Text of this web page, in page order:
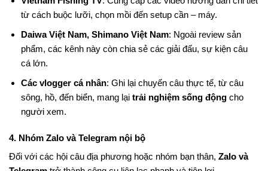
từ cách buộc lưỡi, chọn mồi đến setup cần – máy.
Daiwa Việt Nam, Shimano Việt Nam: Ngoài review sản
phẩm, các kênh này còn chia sẻ các giải đấu, sự kiện câu
cá lớn.
Các vlogger cá nhân: Ghi lại chuyến câu thực tế, từ câu
sông, hồ, đến biển, mang lại trải nghiệm sống độngcho
người xem.
4. Nhóm Zalo và Telegram nội bộ
Đối với các hội câu địa phương hoặc nhóm bạn thân, Zalo và